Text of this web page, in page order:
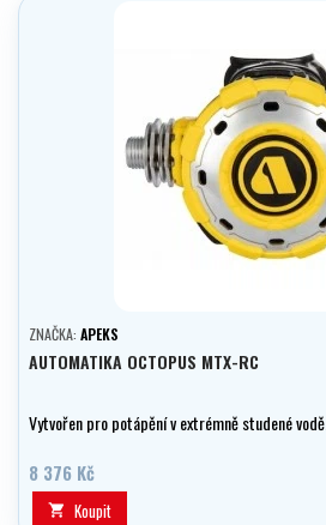
ZNAČKA: APEKS
AUTOMATIKA OCTOPUS MTX-RC
Vytvořen pro potápění v extrémně studené vodě.
8 376 Kč
 Koupit